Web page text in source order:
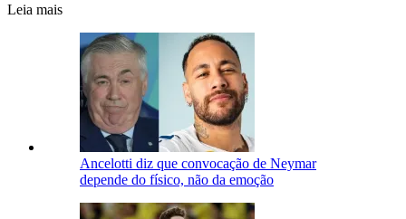
Leia mais
Ancelotti diz que convocação de Neymar
depende do físico, não da emoção